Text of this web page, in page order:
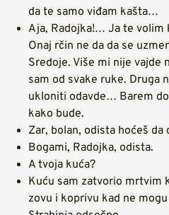
da te samo viđam kašta…
Aja, Radojka!… Ja te
Onaj rčin ne da da se
Sredoje. Više mi nije
sam od svake ruke. Druga
ukloniti odavde… Barem
kako bude.
Zar, bolan, odista hoćeš da
Bogami, Radojka, odista.
A tvoja kuća?
Kuću sam zatvorio mrtvim
zovu i koprivu kad ne